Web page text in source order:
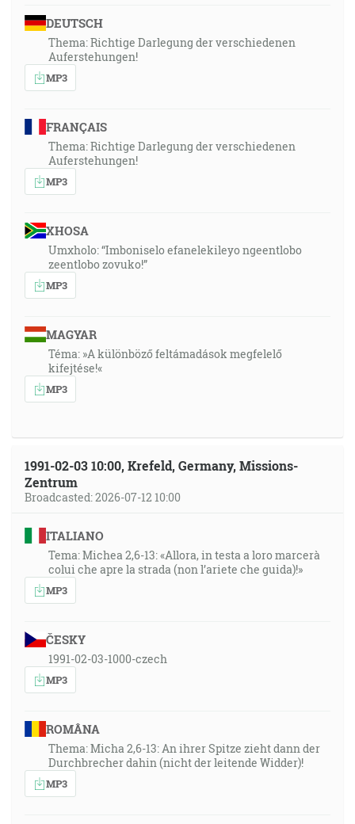
DEUTSCH
Thema: Richtige Darlegung der verschiedenen
Auferstehungen!
MP3
FRANÇAIS
Thema: Richtige Darlegung der verschiedenen
Auferstehungen!
MP3
XHOSA
Umxholo: “Imboniselo efanelekileyo ngeentlobo
zeentlobo zovuko!”
MP3
MAGYAR
Téma: »A különböző feltámadások megfelelő
kifejtése!«
MP3
1991-02-03 10:00, Krefeld, Germany, Missions-
Zentrum
Broadcasted: 2026-07-12 10:00
ITALIANO
Tema: Michea 2,6-13: «Allora, in testa a loro marcerà
colui che apre la strada (non l’ariete che guida)!»
MP3
ČESKY
1991-02-03-1000-czech
MP3
ROMÂNA
Thema: Micha 2,6-13: An ihrer Spitze zieht dann der
Durchbrecher dahin (nicht der leitende Widder)!
MP3